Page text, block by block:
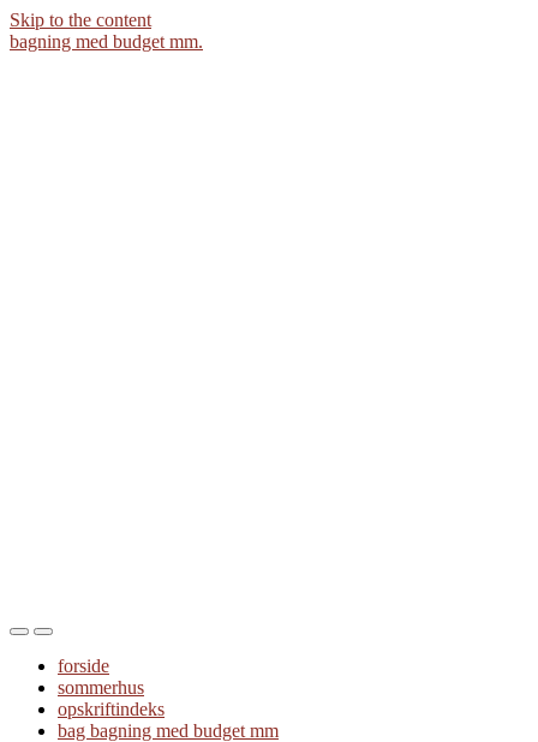
Skip to the content
bagning med budget mm.
Toggle
mobile
menu
Toggle
the
search
field
forside
sommerhus
opskriftindeks
bag bagning med budget mm